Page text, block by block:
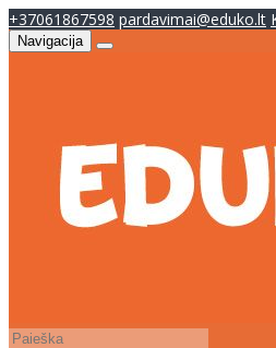
+37061867598 pardavimai@eduko.lt
Navigacija